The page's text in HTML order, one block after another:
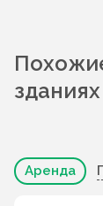
зданиях
Аренда